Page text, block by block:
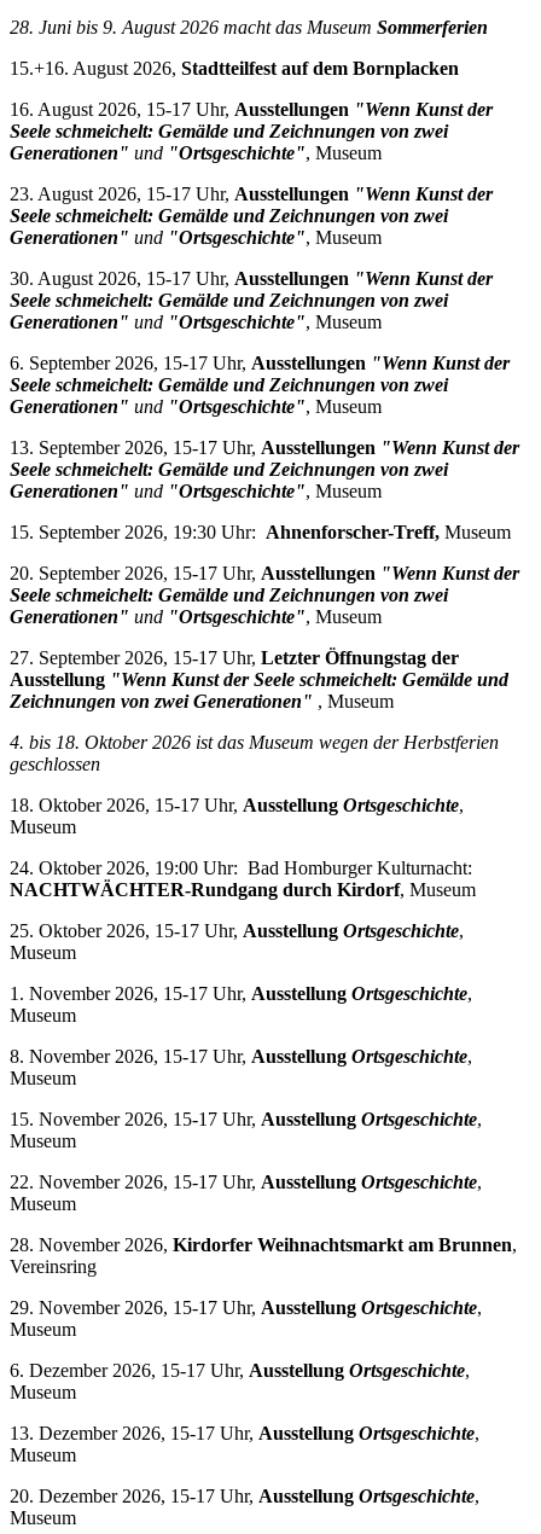
28. Juni bis 9. August 2026 macht das Museum Sommerferien
15.+16. August 2026, Stadtteilfest auf dem Bornplacken
16. August 2026, 15-17 Uhr, Ausstellungen "Wenn Kunst der
Seele schmeichelt: Gemälde und Zeichnungen von zwei
Generationen" und "Ortsgeschichte", Museum
23. August 2026, 15-17 Uhr, Ausstellungen "Wenn Kunst der
Seele schmeichelt: Gemälde und Zeichnungen von zwei
Generationen" und "Ortsgeschichte", Museum
30. August 2026, 15-17 Uhr, Ausstellungen "Wenn Kunst der
Seele schmeichelt: Gemälde und Zeichnungen von zwei
Generationen" und "Ortsgeschichte", Museum
6. September 2026, 15-17 Uhr, Ausstellungen "Wenn Kunst der
Seele schmeichelt: Gemälde und Zeichnungen von zwei
Generationen" und "Ortsgeschichte", Museum
13. September 2026, 15-17 Uhr, Ausstellungen "Wenn Kunst der
Seele schmeichelt: Gemälde und Zeichnungen von zwei
Generationen" und "Ortsgeschichte", Museum
15. September 2026, 19:30 Uhr: Ahnenforscher-Treff, Museum
20. September 2026, 15-17 Uhr, Ausstellungen "Wenn Kunst der
Seele schmeichelt: Gemälde und Zeichnungen von zwei
Generationen" und "Ortsgeschichte", Museum
27. September 2026, 15-17 Uhr, Letzter Öffnungstag der
Ausstellung "Wenn Kunst der Seele schmeichelt: Gemälde und
Zeichnungen von zwei Generationen" , Museum
4. bis 18. Oktober 2026 ist das Museum wegen der Herbstferien
geschlossen
18. Oktober 2026, 15-17 Uhr, Ausstellung Ortsgeschichte,
Museum
24. Oktober 2026, 19:00 Uhr: Bad Homburger Kulturnacht:
NACHTWÄCHTER-Rundgang durch Kirdorf, Museum
25. Oktober 2026, 15-17 Uhr, Ausstellung Ortsgeschichte,
Museum
1. November 2026, 15-17 Uhr, Ausstellung Ortsgeschichte,
Museum
8. November 2026, 15-17 Uhr, Ausstellung Ortsgeschichte,
Museum
15. November 2026, 15-17 Uhr, Ausstellung Ortsgeschichte,
Museum
22. November 2026, 15-17 Uhr, Ausstellung Ortsgeschichte,
Museum
28. November 2026, Kirdorfer Weihnachtsmarkt am Brunnen,
Vereinsring
29. November 2026, 15-17 Uhr, Ausstellung Ortsgeschichte,
Museum
6. Dezember 2026, 15-17 Uhr, Ausstellung Ortsgeschichte,
Museum
13. Dezember 2026, 15-17 Uhr, Ausstellung Ortsgeschichte,
Museum
20. Dezember 2026, 15-17 Uhr, Ausstellung Ortsgeschichte,
Museum